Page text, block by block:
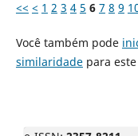
<< < 1 2 3 4 5 6 7 8 9
Você também pode
similaridadepara